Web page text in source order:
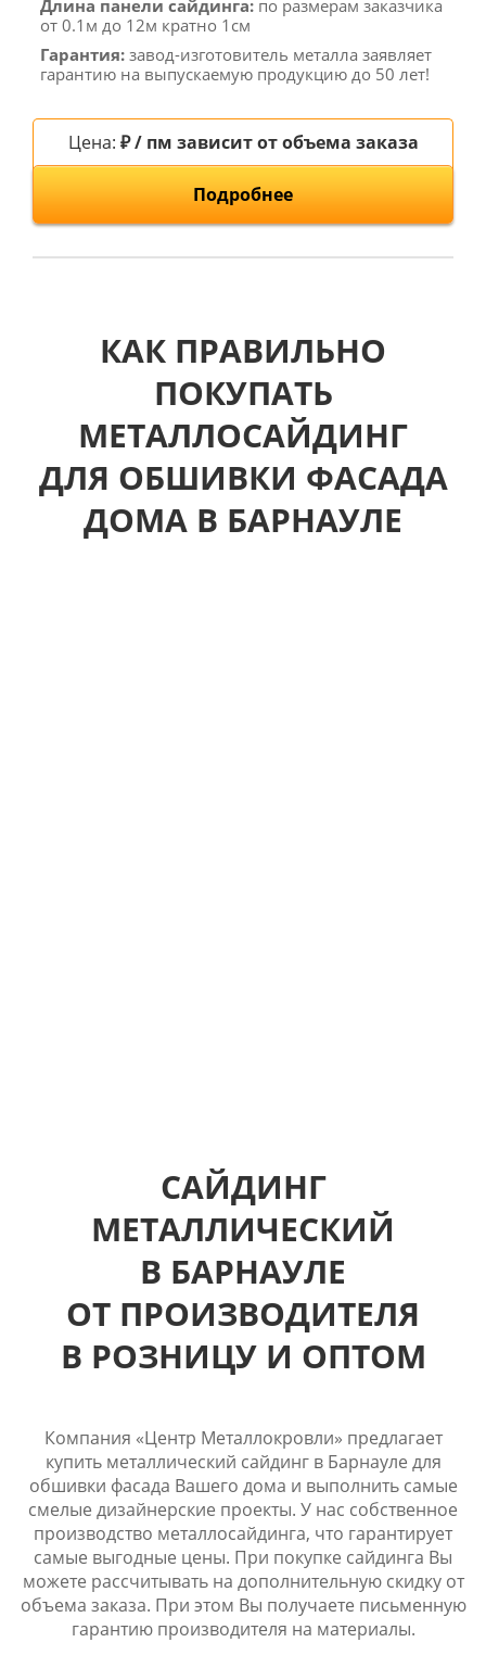
Длина панели сайдинга: по размерам заказчика
от 0.1м до 12м кратно 1см
Гарантия: завод-изготовитель металла заявляет
гарантию на выпускаемую продукцию до 50 лет!
Цена: ₽ / пм зависит от объема заказа
Подробнее
КАК ПРАВИЛЬНО
ПОКУПАТЬ
МЕТАЛЛОСАЙДИНГ
ДЛЯ ОБШИВКИ ФАСАДА
ДОМА В БАРНАУЛЕ
САЙДИНГ
МЕТАЛЛИЧЕСКИЙ
В БАРНАУЛЕ
ОТ ПРОИЗВОДИТЕЛЯ
В РОЗНИЦУ И ОПТОМ
Компания «Центр Металлокровли» предлагает
купить металлический сайдинг в Барнауле для
обшивки фасада Вашего дома и выполнить самые
смелые дизайнерские проекты. У нас собственное
производство металлосайдинга, что гарантирует
самые выгодные цены. При покупке сайдинга Вы
можете рассчитывать на дополнительную скидку от
объема заказа. При этом Вы получаете письменную
гарантию производителя на материалы.